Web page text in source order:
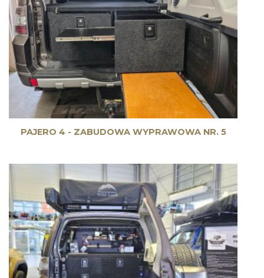
PAJERO 4 - ZABUDOWA WYPRAWOWA NR. 5